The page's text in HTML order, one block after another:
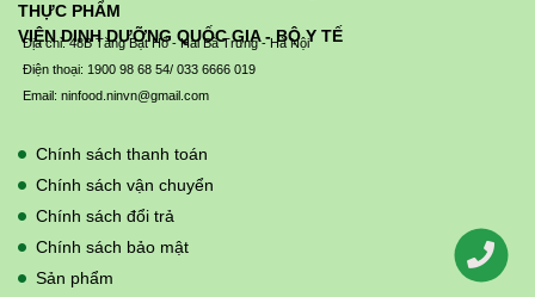
THỰC PHẨM
VIỆN DINH DƯỠNG QUỐC GIA - BỘ Y TẾ
Địa chỉ: 48B Tăng Bạt Hổ - Hai Bà Trưng - Hà Nội
Điện thoại: 1900 98 68 54/ 033 6666 019
Email: ninfood.ninvn@gmail.com
Chính sách thanh toán
Chính sách vận chuyển
Chính sách đổi trả
Chính sách bảo mật
Sản phẩm